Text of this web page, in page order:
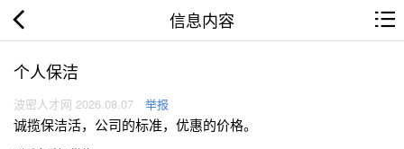
信息内容
个人保洁
波密人才网 2026.08.07 举报
诚揽保洁活，公司的标准，优惠的价格。